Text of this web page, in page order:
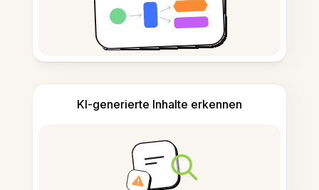
KI-generierte Inhalte erkennen